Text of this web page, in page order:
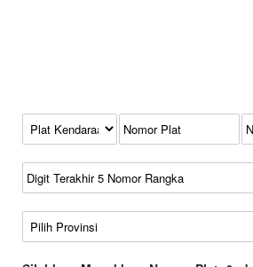
Kode Plat Kendaraan
No Plat
No Seri
No Rangka
Wilayah